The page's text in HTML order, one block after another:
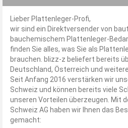
Lieber Plattenleger-Profi,
wir sind ein Direktversender von
bauchemischem Plattenleger-
finden Sie alles, was Sie als
brauchen. blizz-z beliefert bereits
Deutschland, Österreich und
Seit Anfang 2016 verstärken wir
Schweiz und können bereits viele
unseren Vorteilen überzeugen. Mit
Schweiz AG haben wir Ihnen das
gemacht: